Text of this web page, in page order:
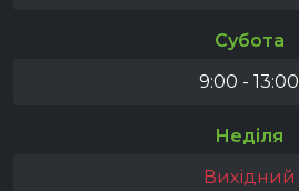
Субота
9:00 - 13:00
Неділя
Вихідний